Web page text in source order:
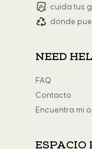
cuida tus
dónde
NEED
FAQ
Contacto
Encuentra mi
ESPACIO